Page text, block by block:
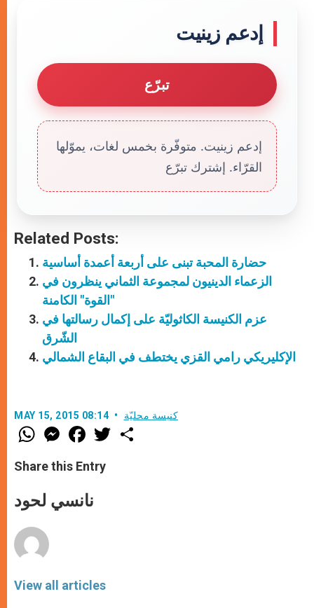
إدعم زينيت
تبرّع
إدعم زينيت. متوفّرة بخمس لغات، يموّلها
القرّاء. إشترك تبرّع
Related Posts:
حضارة المحبة تبنى على أربعة أعمدة أساسية
الزعماء الدينيون لمجموعة الثماني ينظرون في
"القوة" الكامنة
عزم الكنيسة الكاثوليّة على إكمال رسالتها في
الشّرق
الإكليريكي رامي القزي يختطف في البقاع الشمالي
MAY 15, 2015 08:14 كنيسة محليّة
W
h
t
s
p
p
M
e
s
e
e
F
a
e
b
o
k
w
Share this Entry
نانسي لحود
View all articles